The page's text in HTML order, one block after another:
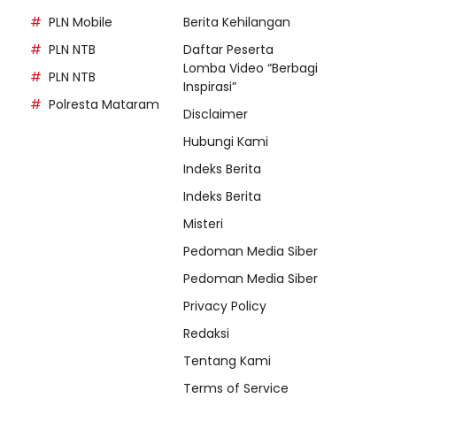
PLN Mobile
PLN NTB
PLN NTB
Polresta Mataram
Berita Kehilangan
Daftar Peserta
Lomba Video “Berbagi
Inspirasi”
Disclaimer
Hubungi Kami
Indeks Berita
Indeks Berita
Misteri
Pedoman Media Siber
Pedoman Media Siber
Privacy Policy
Redaksi
Tentang Kami
Terms of Service